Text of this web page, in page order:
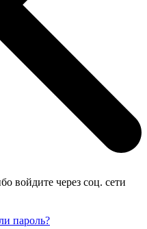
войдите через соц. сети
пароль?